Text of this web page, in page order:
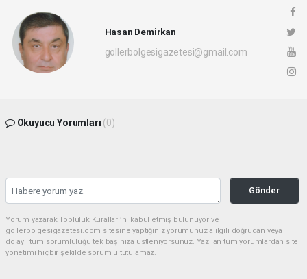
Hasan Demirkan
gollerbolgesigazetesi@gmail.com
Okuyucu Yorumları (0)
Gönder
Yorum yazarak Topluluk Kuralları’nı kabul etmiş bulunuyor ve
gollerbolgesigazetesi.com sitesine yaptığınız yorumunuzla ilgili doğrudan veya
dolaylı tüm sorumluluğu tek başınıza üstleniyorsunuz. Yazılan tüm yorumlardan site
yönetimi hiçbir şekilde sorumlu tutulamaz.